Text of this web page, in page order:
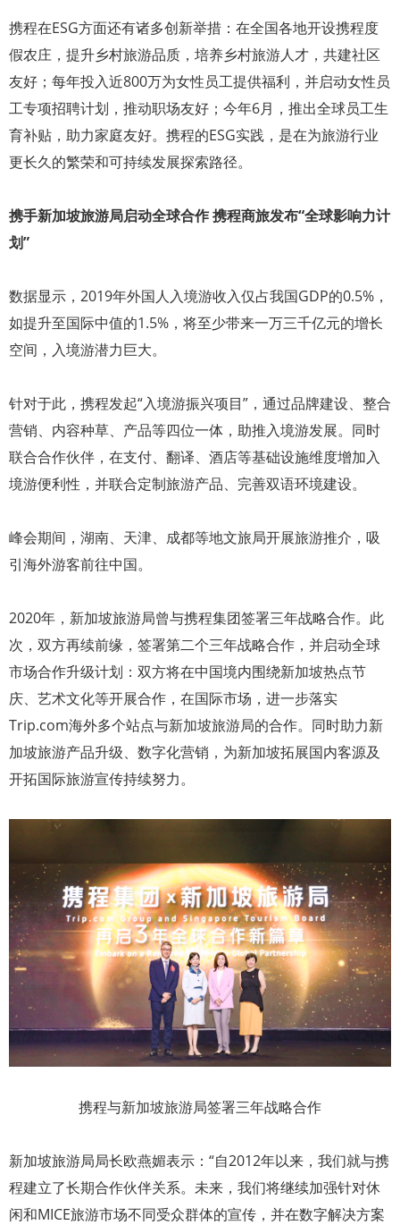
携程在ESG方面还有诸多创新举措：在全国各地开设携程度
假农庄，提升乡村旅游品质，培养乡村旅游人才，共建社区
友好；每年投入近800万为女性员工提供福利，并启动女性员
工专项招聘计划，推动职场友好；今年6月，推出全球员工生
育补贴，助力家庭友好。携程的ESG实践，是在为旅游行业
更长久的繁荣和可持续发展探索路径。
携手新加坡旅游局启动全球合作 携程商旅发布“全球影响力计
划”
数据显示，2019年外国人入境游收入仅占我国GDP的0.5%，
如提升至国际中值的1.5%，将至少带来一万三千亿元的增长
空间，入境游潜力巨大。
针对于此，携程发起“入境游振兴项目”，通过品牌建设、整合
营销、内容种草、产品等四位一体，助推入境游发展。同时
联合合作伙伴，在支付、翻译、酒店等基础设施维度增加入
境游便利性，并联合定制旅游产品、完善双语环境建设。
峰会期间，湖南、天津、成都等地文旅局开展旅游推介，吸
引海外游客前往中国。
2020年，新加坡旅游局曾与携程集团签署三年战略合作。此
次，双方再续前缘，签署第二个三年战略合作，并启动全球
市场合作升级计划：双方将在中国境内围绕新加坡热点节
庆、艺术文化等开展合作，在国际市场，进一步落实
Trip.com海外多个站点与新加坡旅游局的合作。同时助力新
加坡旅游产品升级、数字化营销，为新加坡拓展国内客源及
开拓国际旅游宣传持续努力。
携程与新加坡旅游局签署三年战略合作
新加坡旅游局局长欧燕媚表示：“自2012年以来，我们就与携
程建立了长期合作伙伴关系。未来，我们将继续加强针对休
闲和MICE旅游市场不同受众群体的宣传，并在数字解决方案